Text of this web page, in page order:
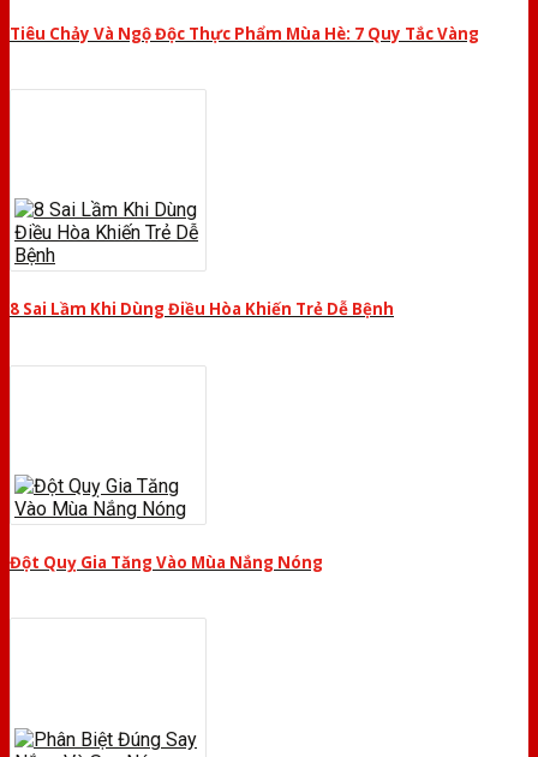
Tiêu Chảy Và Ngộ Độc Thực Phẩm Mùa Hè: 7 Quy Tắc Vàng
8 Sai Lầm Khi Dùng Điều Hòa Khiến Trẻ Dễ Bệnh
Đột Quỵ Gia Tăng Vào Mùa Nắng Nóng